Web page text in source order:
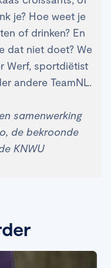
je? Hoe weet je
of drinken? En
dat niet doet? We
Werf, sportdiëtist
andere TeamNL.
samenwerking
de bekroonde
KNWU